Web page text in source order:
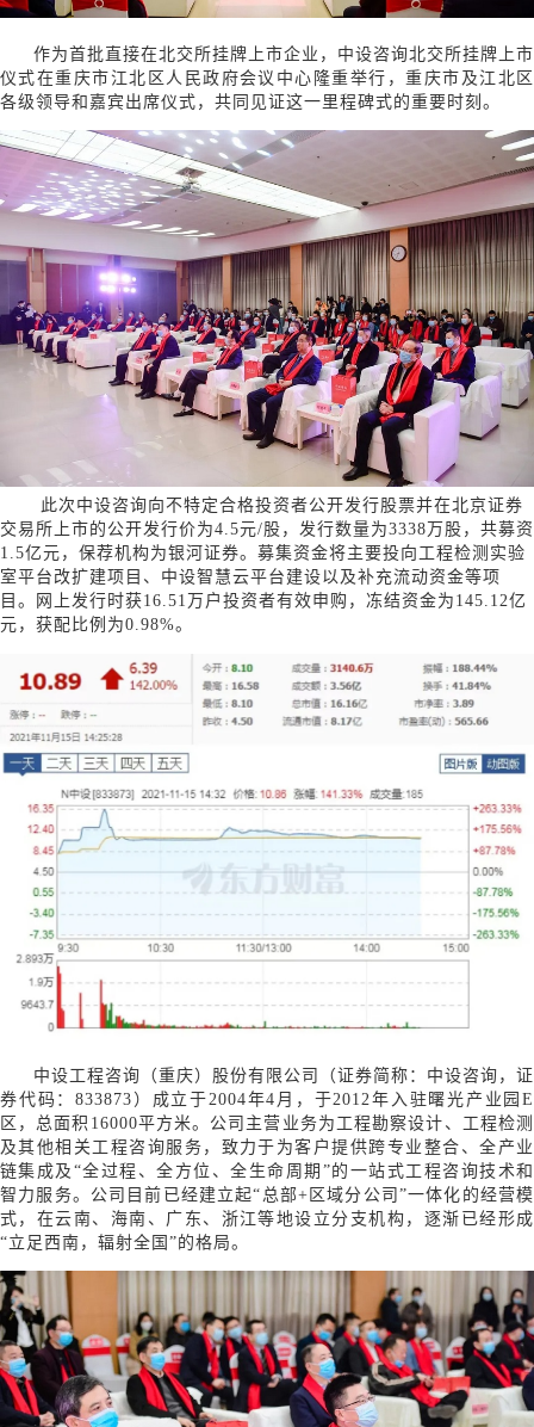
作为首批直接在北交所挂牌上市企业，中设咨询北交所挂牌上市
仪式在重庆市江北区人民政府会议中心隆重举行，重庆市及江北区
各级领导和嘉宾出席仪式，共同见证这一里程碑式的重要时刻。
此次中设咨询向不特定合格投资者公开发行股票并在北京证券
交易所上市的公开发行价为4.5元/股，发行数量为3338万股，共募资
1.5亿元，保荐机构为银河证券。募集资金将主要投向工程检测实验
室平台改扩建项目、中设智慧云平台建设以及补充流动资金等项
目。网上发行时获16.51万户投资者有效申购，冻结资金为145.12亿
元，获配比例为0.98%。
中设工程咨询（重庆）股份有限公司（证券简称：中设咨询，证
券代码：833873）成立于2004年4月，于2012年入驻曙光产业园E
区，总面积16000平方米。公司主营业务为工程勘察设计、工程检测
及其他相关工程咨询服务，致力于为客户提供跨专业整合、全产业
链集成及“全过程、全方位、全生命周期”的一站式工程咨询技术和
智力服务。公司目前已经建立起“总部+区域分公司”一体化的经营模
式，在云南、海南、广东、浙江等地设立分支机构，逐渐已经形成
“立足西南，辐射全国”的格局。